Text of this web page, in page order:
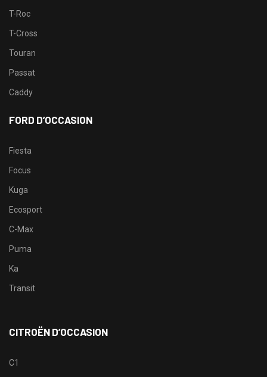
T-Roc
T-Cross
Touran
Passat
Caddy
FORD D’OCCASION
Fiesta
Focus
Kuga
Ecosport
C-Max
Puma
Ka
Transit
CITROËN D’OCCASION
C1